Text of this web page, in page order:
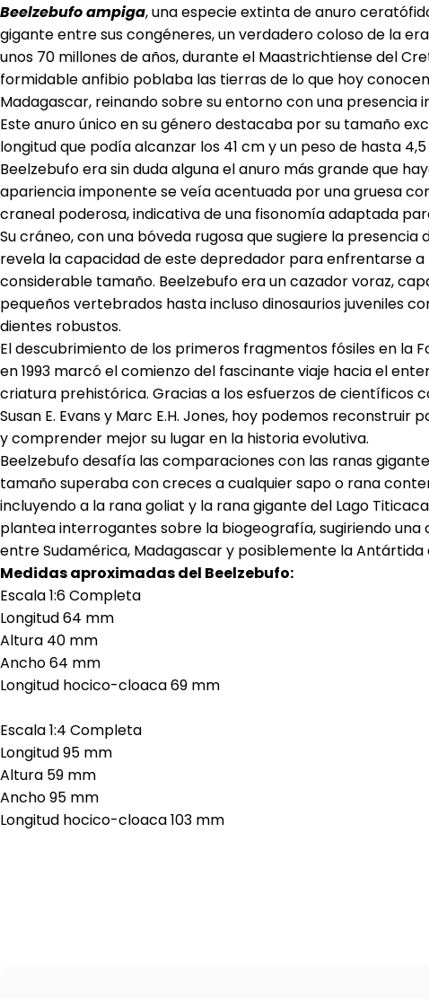
Beelzebufo ampiga, una especie extinta de anuro
gigante entre sus congéneres, un verdadero coloso de la
unos 70 millones de años, durante el Maastrichtiense del
formidable anfibio poblaba las tierras de lo que hoy
Madagascar, reinando sobre su entorno con una presencia
Este anuro único en su género destacaba por su tamaño
longitud que podía alcanzar los 41 cm y un peso de hasta
Beelzebufo era sin duda alguna el anuro más grande que
apariencia imponente se veía acentuada por una gruesa
craneal poderosa, indicativa de una fisonomía adaptada
Su cráneo, con una bóveda rugosa que sugiere la presencia
revela la capacidad de este depredador para enfrentarse a
considerable tamaño. Beelzebufo era un cazador voraz,
pequeños vertebrados hasta incluso dinosaurios juveniles
dientes robustos.
El descubrimiento de los primeros fragmentos fósiles en la
en 1993 marcó el comienzo del fascinante viaje hacia el
criatura prehistórica. Gracias a los esfuerzos de científicos
Susan E. Evans y Marc E.H. Jones, hoy podemos reconstruir
y comprender mejor su lugar en la historia evolutiva.
Beelzebufo desafía las comparaciones con las ranas
tamaño superaba con creces a cualquier sapo o rana
incluyendo a la rana goliat y la rana gigante del Lago
plantea interrogantes sobre la biogeografía, sugiriendo
entre Sudamérica, Madagascar y posiblemente la Antártida
Medidas aproximadas del Beelzebufo:
Escala 1:6 Completa
Longitud 64 mm
Altura 40 mm
Ancho 64 mm
Longitud hocico-cloaca 69 mm
Escala 1:4 Completa
Longitud 95 mm
Altura 59 mm
Ancho 95 mm
Longitud hocico-cloaca 103 mm